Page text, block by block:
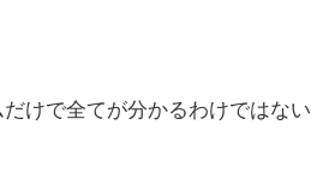
けで全てが分かるわけではない